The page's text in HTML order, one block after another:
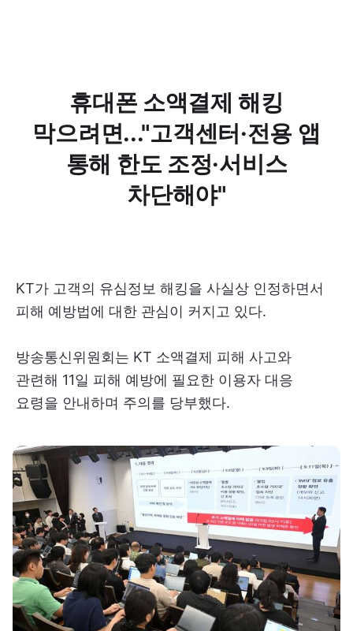
휴대폰 소액결제 해킹
막으려면..."고객센터·전용 앱
통해 한도 조정·서비스
차단해야"
KT가 고객의 유심정보 해킹을 사실상 인정하면서
피해 예방법에 대한 관심이 커지고 있다.
방송통신위원회는 KT 소액결제 피해 사고와
관련해 11일 피해 예방에 필요한 이용자 대응
요령을 안내하며 주의를 당부했다.